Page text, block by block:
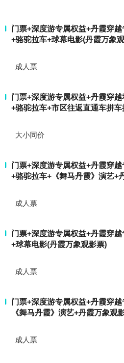
门票+深度游专属权益+丹霞穿
+骆驼拉车+球幕电影(丹霞万象
成人票
门票+深度游专属权益+丹霞穿
+骆驼拉车+市区往返直通车拼车
大小同价
门票+深度游专属权益+丹霞穿
+骆驼拉车+《舞马丹霞》演艺+
成人票
门票+深度游专属权益+丹霞穿
+球幕电影(丹霞万象观影票)
成人票
门票+深度游专属权益+丹霞穿
《舞马丹霞》演艺+丹霞万象观
成人票